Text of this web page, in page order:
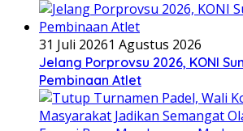
31 Juli 20261 Agustus 2026
Jelang Porprovsu 2026, KONI
Pembinaan Atlet